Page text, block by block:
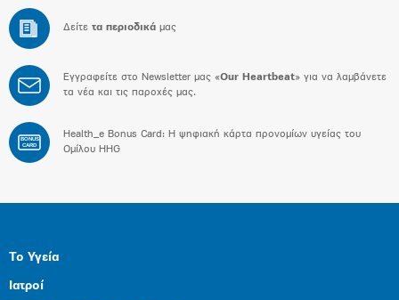
Δείτε τα περιοδικά μας
Εγγραφείτε στο Newsletter μας «Our Heartbeat» για να λαμβάνετε
τα νέα και τις παροχές μας.
BONUS
CARD
Health_e Bonus Card: H ψηφιακή κάρτα προνομίων υγείας του
Ομίλου HHG
Το Υγεία
Ιατροί